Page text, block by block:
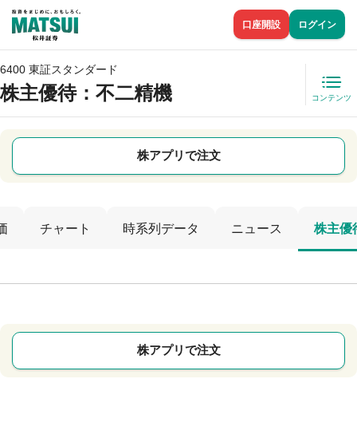
口座開設 ログイン
6400 東証スタンダード
株主優待：不二精機 コンテンツ
株アプリで注文
チャート 時系列データ ニュース 株主優
株アプリで注文